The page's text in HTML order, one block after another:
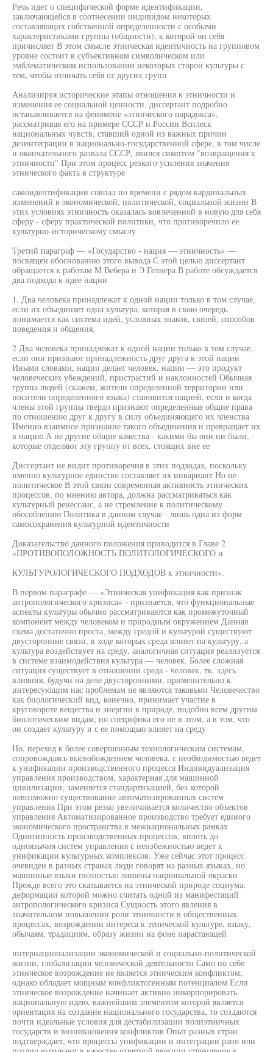
Речь идет о специфической форме идентификации,
заключающейся в соотнесении индивидом некоторых
составляющих собственной определенности с особыми
характеристиками группы (общности), к которой он себя
причисляет В этом смысле этническая идентичность на групповом
уровне состоит в субъективном символическом или
эмблематическом использовании некоторых сторон культуры с
тем, чтобы отличать себя от других групп
Анализируя исторические этапы отношения к этничности и
изменения ее социальной ценности, диссертант подробно
останавливается на феномене «этнического парадокса»,
рассматривая его на примере СССР и России Всплеск
национальных чувств, ставший одной из важных причин
дезинтеграции в национально-государственной сфере, в том числе
и окончательного развала СССР, явился симптом "возвращения к
этничности" При этом процесс резкого усиления значения
этнического факта в структуре
самоидентификации совпал по времени с рядом кардинальных
изменений в экономической, политической, социальной жизни В
этих условиях этничность оказалась вовлеченной в новую для себя
сферу - сферу практической политики, что противоречило ее
культурно-историческому смыслу
Третий параграф — «Государство - нация — этничность» —
посвящен обоснованию этого вывода С этой целью диссертант
обращается к работам М Вебера и Э Гелнера В работе обсуждается
два подхода к идее нации
1. Два человека принадлежат к одной нации только в том случае,
если их объединяет одна культура, которая в свою очередь
понимается как система идей, условных знаков, связей, способов
поведения и общения.
2 Два человека принадлежат к одной нации только в том случае,
если они признают принадлежность друг друга к этой нации
Иными словами, нации делает человек, нации — это продукт
человеческих убеждений, пристрастий и наклонностей Обычная
группа людей (скажем, жители определенной территории или
носители определенного языка) становится нацией, если и когда
члены этой группы твердо признают определенные общие права
по отношению друг к другу в силу объединяющего их членства
Именно взаимное признание такого объединения и превращает их
в нацию А не другие общие качества - какими бы они ни были, -
которые отделяют эту группу от всех, стоящих вне ее
Диссертант не видит противоречия в этих подходах, поскольку
именно культурное единство составляет их инвариант Но не
политическое В этой связи современная активность этнических
процессов, по мнению автора, должна рассматриваться как
культурный ренессанс, а не стремление к политическому
обособлению Политика в данном случае - лишь одна из форм
самосохранения культурной идентичности
Доказательство данного положения приводится в Главе 2
«ПРОТИВОПОЛОЖНОСТЬ ПОЛИТОЛОГИЧЕСКОГО и
КУЛЬТУРОЛОГИЧЕСКОГО ПОДХОДОВ к этничности».
В первом параграфе — «Этническая унификация как признак
антропологического кризиса» - признается, что функциональные
аспекты культуры обычно рассматриваются как промежуточный
компонент между человеком и природным окружением Данная
схема достаточно проста, между средой и культурой существуют
двусторонние связи, в ходе которых среда влияет на культуру, а
культура воздействует на среду, аналогичная ситуация реализуется
в системе взаимодействия культура — человек. Более сложная
ситуация существует в отношении среда - человек, тк. здесь
влияния, будучи на деле двусторонними, применительно к
интересующим нас проблемам не являются таковьми Человечество
как биологический вид, конечно, принимает участие в
круговороте вещества и энергии в природе, подобно всем другим
биологическим видам, но специфика его не в этом, а в том, что
он создает культуру и с ее помощью влияет на среду
Но, переход к более совершенным технологическим системам,
сопровождаясь высвобождением человека, с необходимостью ведет
к унификации производственного процесса Индивидуализация
управления производством, характерная для машинной
цивилизации, заменяется стандартизацией, без которой
невозможно существование автоматизированных систем
управления При этом резко увеличивается количество объектов
управления Автоматизированное производство требует единого
экономического пространства в межнациональных рамках
Однотипность производственных процессов, вплоть до
одноязычия систем управления с неизбежностью ведет к
унификации культурных комплексов. Уже сейчас этот процесс
очевиден в разных странах люди говорят на разных языках, но
машинные языки полностью лишены национальной окраски
Прежде всего это сказывается на этнической природе социума,
деформации которой можно считать одной из манифестаций
антропологического кризиса Сущность этого явления в
значительном повышении роли этничности в общественных
процессах, возрождении интереса к этнической культуре, языку,
обычаям, традициям, образу жизни на фоне нарастающей
интернационализации экономической и социально-политической
жизни, глобализации человеческой деятельности Само по себе
этническое возрождение не является этническим конфликтом,
однако обладает мощным конфликтогенным потенциалом Если
этническое возрождение начинает активно инкорпорировать
национальную идею, важнейшим элементом которой является
ориентация на создание национального государства, то создаются
почти идеальные условия для дестабилизации полиэтничных
государств и возникновения конфликтов Опыт разных стран
подтверждает, что процессы унификации и интеграции рано или